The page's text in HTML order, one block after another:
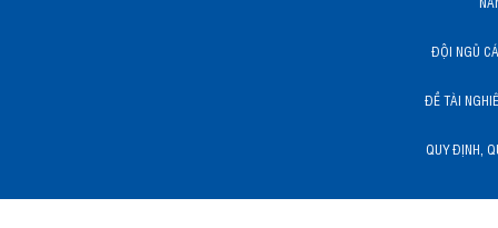
ĐỘI NGŨ
ĐỀ TÀI
QUY ĐỊNH,